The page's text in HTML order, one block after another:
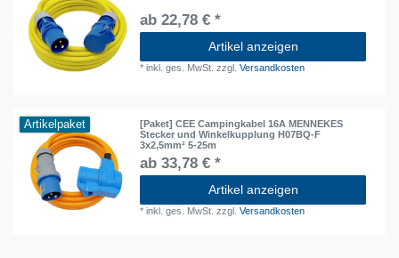
ab 22,78 € *
Artikel anzeigen
*inkl. ges. MwSt. zzgl.Versandkosten
Artikelpaket
[Paket] CEE Campingkabel 16A MENNEKES
Stecker und Winkelkupplung H07BQ-F
3x2,5mm² 5-25m
ab 33,78 € *
Artikel anzeigen
*inkl. ges. MwSt. zzgl.Versandkosten